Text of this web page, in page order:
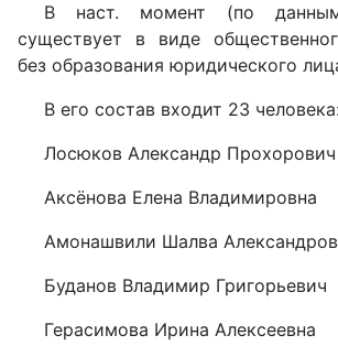
В наст. момент (по
существует в виде
без образования юридического
В его состав входит 23
Лосюков Александр Прохорович
Аксёнова Елена Владимировна
Амонашвили Шалва
Буданов Владимир Григорьевич
Герасимова Ирина Алексеевна